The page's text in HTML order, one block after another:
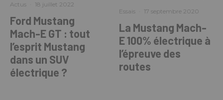
Actus 18 juillet 2022
Ford Mustang
Mach-E GT : tout
l’esprit Mustang
dans un SUV
électrique ?
Essais 17 septembre 2020
La Mustang Mach-
E 100% électrique à
l’épreuve des
routes